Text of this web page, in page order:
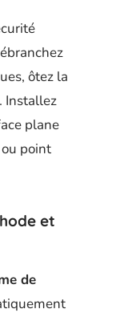
ôtez la
Installez
plane
point
et
de